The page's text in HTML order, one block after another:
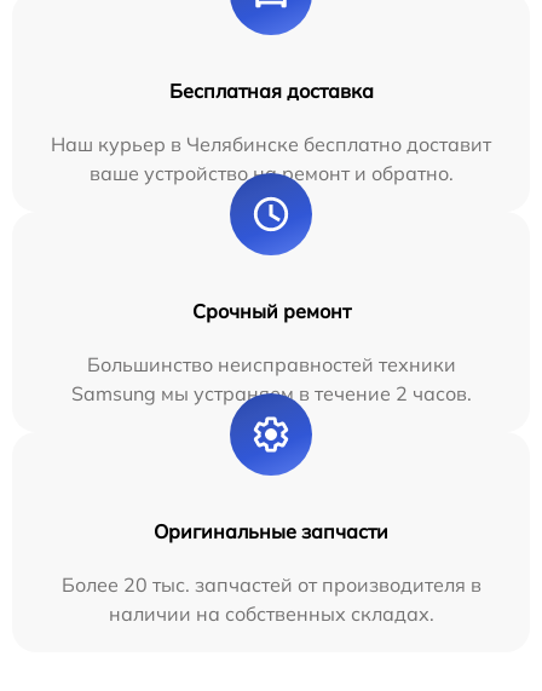
Бесплатная доставка
Наш курьер в Челябинске бесплатно доставит
ваше устройство на ремонт и обратно.
Срочный ремонт
Большинство неисправностей техники
Samsung мы устраняем в течение 2 часов.
Оригинальные запчасти
Более 20 тыс. запчастей от производителя в
наличии на собственных складах.